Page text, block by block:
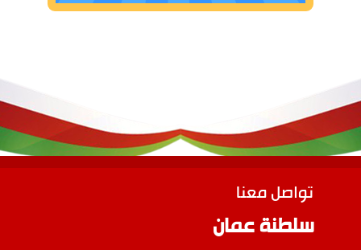
تواصل معنا
سلطنة عمان